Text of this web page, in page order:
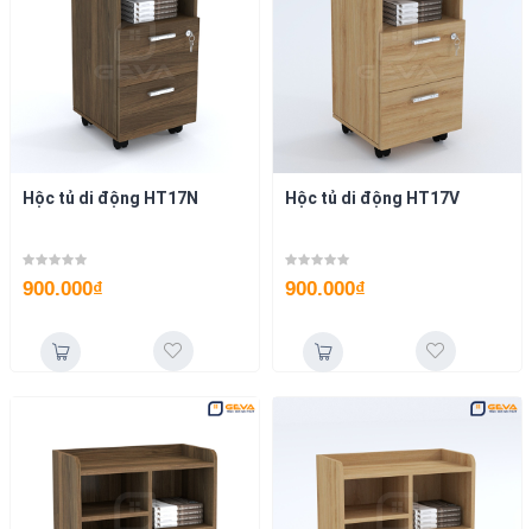
Hộc tủ di động HT17N
900.000₫
Hộc tủ di động HT17V
900.000₫